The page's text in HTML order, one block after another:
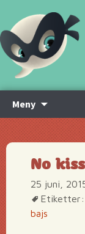
Meny
innehåll
No
25 juni,
Etiketter:
bajs